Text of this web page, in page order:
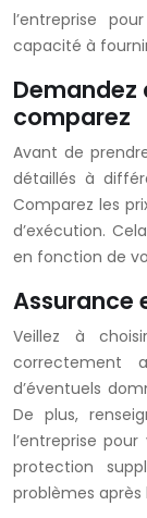
l’entreprise
capacité à
Demandez
comparez
Avant de
détaillés à
Comparez les
d’exécution.
en fonction de
Assurance
Veillez à
correctement
d’éventuels
De plus,
l’entreprise
protection
problèmes après